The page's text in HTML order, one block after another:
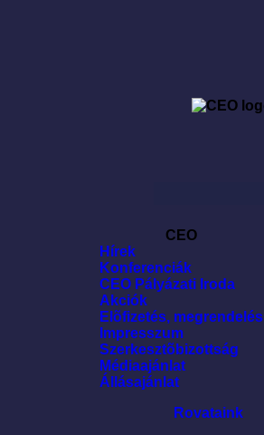
CEO
Hírek
Konferenciák
CEO Pályázati Iroda
Akciók
Elõfizetés, megrendelés
Impresszum
Szerkesztõbizottság
Médiaajánlat
Állásajánlat
Rovataink